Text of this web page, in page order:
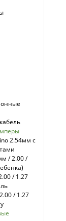
2.54мм с
/ 2.00 /
/ 1.27
/ 1.27